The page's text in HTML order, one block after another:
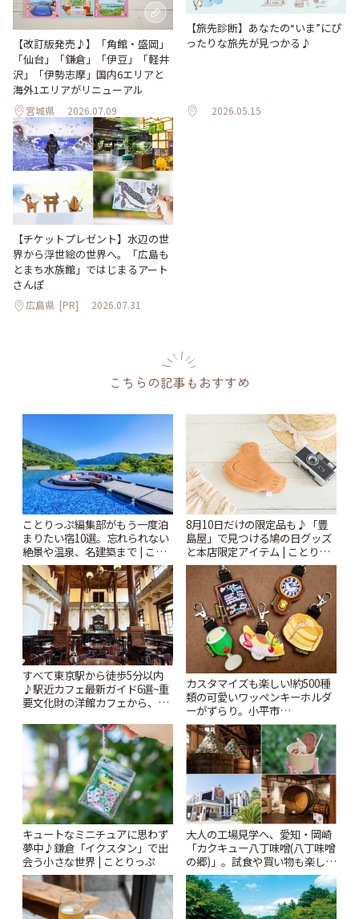
【改訂版発売♪】「角館・盛岡」
「仙台」「鎌倉」「伊豆」「軽井
沢」「伊勢志摩」国内6エリアと
海外1エリアがリニューアル
宮城県 2026.07.09
【旅先診断】あなたの“いま”にぴ
ったりな旅先が見つかる♪
2026.05.15
【チケットプレゼント】水辺の世
界から浮世絵の世界へ。「広島も
とまち水族館」ではじまるアート
さんぽ
広島県 [PR] 2026.07.31
こちらの記事もおすすめ
ことりっぷ編集部がもう一度泊
まりたい宿10選。忘れられない
絶景や温泉、名建築まで | こと
りっぷ
8月10日だけの限定品も♪「豊
島屋」で見つける鳩の日グッズ
と本店限定アイテム | ことりっ
ぷ
すべて東京駅から徒歩5分以内
♪駅近カフェ最新ガイド6選~重
要文化財の洋館カフェから、改
りっぷ
カスタマイズも楽しい!約500種
類の可愛いワッペンキーホルダ
ーがずらり。小平市
「Kimamaya T&K」 | ことりっ
ぷ
キュートなミニチュアに思わず
夢中♪鎌倉「イクスタン」で出
会う小さな世界 | ことりっぷ
大人の工場見学へ、愛知・岡崎
「カクキュー八丁味噌(八丁味噌
の郷)」。試食や買い物も楽しみ
♪ | ことりっぷ